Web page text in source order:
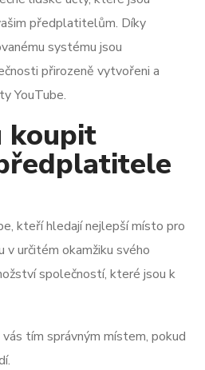
předplatitelům. Díky
systému jsou
přirozeně vytvořeni a
YouTube.
koupit
kteří hledají nejlepší místo pro
určitém okamžiku svého
společností, které jsou k
tím správným místem, pokud